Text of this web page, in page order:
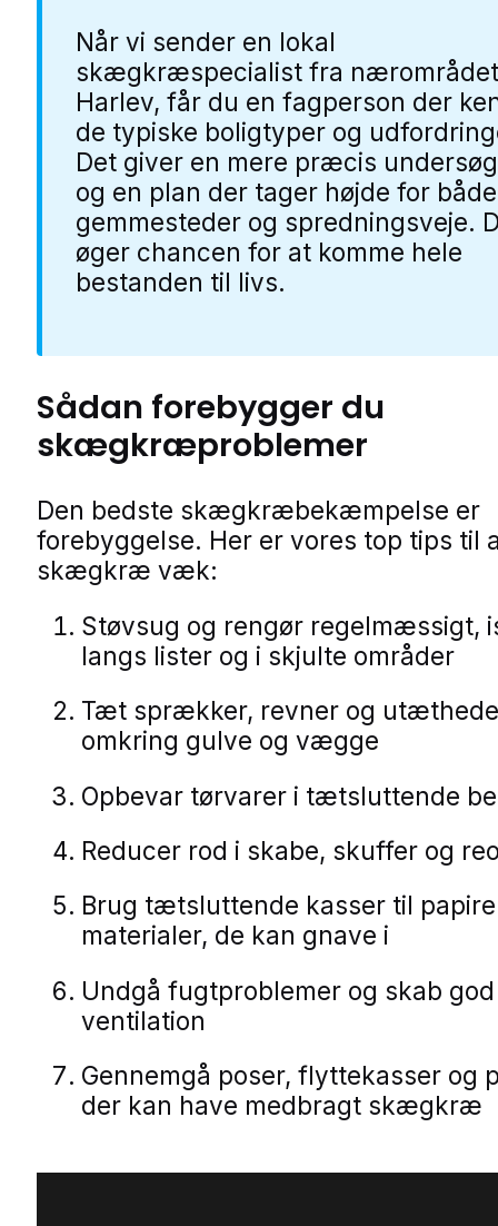
Når vi sender en lokal
skægkræspecialist fra
Harlev, får du en fagperson der
de typiske boligtyper og
Det giver en mere præcis
og en plan der tager højde for både
gemmesteder og spredningsveje.
øger chancen for at komme hele
bestanden til livs.
Sådan forebygger du
skægkræproblemer
Den bedste skægkræbekæmpelse er
forebyggelse. Her er vores top tips til
skægkræ væk:
Støvsug og rengør regelmæssigt,
langs lister og i skjulte områder
Tæt sprækker, revner og
omkring gulve og vægge
Opbevar tørvarer i tætsluttende
Reducer rod i skabe, skuffer og
Brug tætsluttende kasser til
materialer, de kan gnave i
Undgå fugtproblemer og skab god
ventilation
Gennemgå poser, flyttekasser og
der kan have medbragt skægkræ